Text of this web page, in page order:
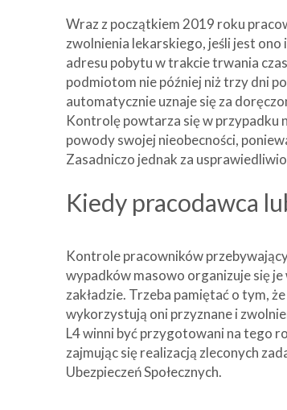
Wraz z początkiem 2019 roku
zwolnienia lekarskiego, jeśli jest
adresu pobytu w trakcie trwania
podmiotom nie później niż trzy dni
automatycznie uznaje się za
Kontrolę powtarza się w przypadku
powody swojej nieobecności,
Zasadniczo jednak za
Kiedy pracodawca
Kontrole pracowników
wypadków masowo organizuje się
zakładzie. Trzeba pamiętać o tym,
wykorzystują oni przyznane i
L4 winni być przygotowani na tego
zajmując się realizacją zleconych
Ubezpieczeń Społecznych.